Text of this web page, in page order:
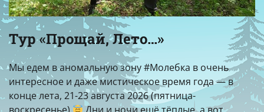
Тур «Прощай, Лето…»
Мы едем в аномальную зону #Молебка в очень
интересное и даже мистическое время года — в
конце лета, 21-23 августа 2026 (пятница-